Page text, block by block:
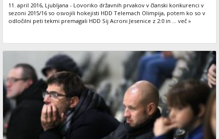
11. april 2016, Ljubljana - Lovoriko državnih prvakov v članski konkurenci v
sezoni 2015/16 so osvojili hokejisti HDD Telemach Olimpija, potem ko so v
odločilni peti tekmi premagali HDD Sij Acroni Jesenice z 2:0 in ... več »